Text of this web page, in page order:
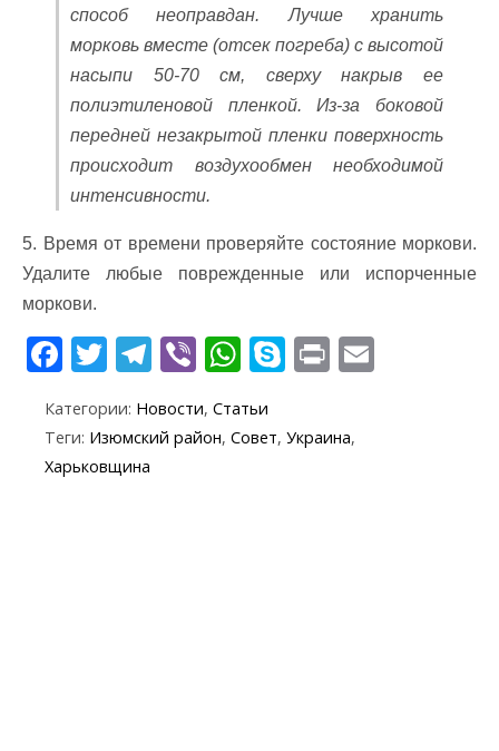
способ неоправдан. Лучше хранить
морковь вместе (отсек погреба) с высотой
насыпи 50-70 см, сверху накрыв ее
полиэтиленовой пленкой. Из-за боковой
передней незакрытой пленки поверхность
происходит воздухообмен необходимой
интенсивности.
5. Время от времени проверяйте состояние моркови.
Удалите любые поврежденные или испорченные
моркови.
F
e
b
T
itt
er
T
e
gr
Vi
er
W
at
S
y
p
Pr
t
Категории: Новости, Статьи
Теги: Изюмский район, Совет, Украина,
Харьковщина